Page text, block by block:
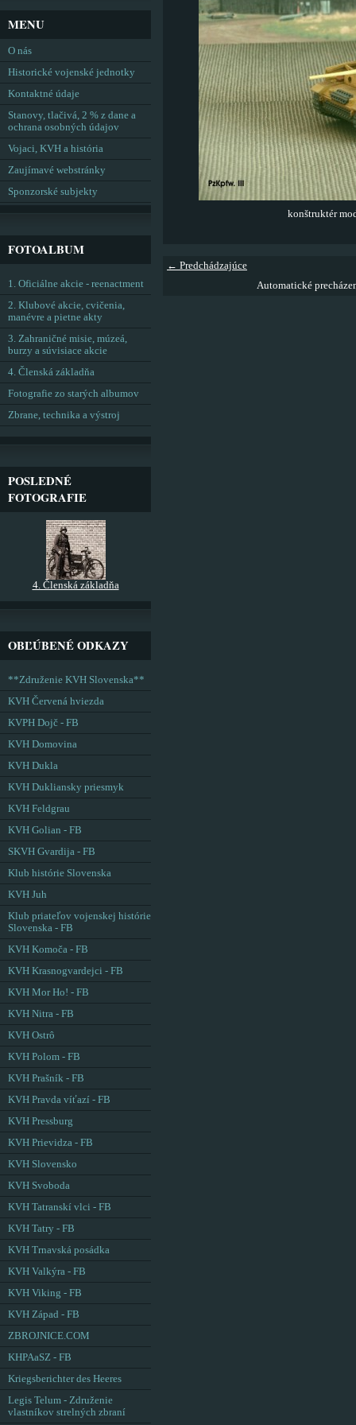
konštruktér
← Predchádzajúce
Automatické
MENU
O nás
Historické vojenské jednotky
Kontaktné údaje
Stanovy, tlačivá, 2 % z dane a
ochrana osobných údajov
Vojaci, KVH a história
Zaujímavé webstránky
Sponzorské subjekty
FOTOALBUM
1. Oficiálne akcie - reenactment
2. Klubové akcie, cvičenia,
manévre a pietne akty
3. Zahraničné misie, múzeá,
burzy a súvisiace akcie
4. Členská základňa
Fotografie zo starých albumov
Zbrane, technika a výstroj
POSLEDNÉ
FOTOGRAFIE
4. Členská základňa
OBĽÚBENÉ ODKAZY
**Združenie KVH Slovenska**
KVH Červená hviezda
KVPH Dojč - FB
KVH Domovina
KVH Dukla
KVH Dukliansky priesmyk
KVH Feldgrau
KVH Golian - FB
SKVH Gvardija - FB
Klub histórie Slovenska
KVH Juh
Klub priateľov vojenskej histórie
Slovenska - FB
KVH Komoča - FB
KVH Krasnogvardejci - FB
KVH Mor Ho! - FB
KVH Nitra - FB
KVH Ostrô
KVH Polom - FB
KVH Prašník - FB
KVH Pravda víťazí - FB
KVH Pressburg
KVH Prievidza - FB
KVH Slovensko
KVH Svoboda
KVH Tatranskí vlci - FB
KVH Tatry - FB
KVH Trnavská posádka
KVH Valkýra - FB
KVH Viking - FB
KVH Západ - FB
ZBROJNICE.COM
KHPAaSZ - FB
Kriegsberichter des Heeres
Legis Telum - Združenie
vlastníkov strelných zbraní